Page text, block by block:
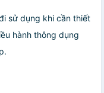
sử dụng khi cần thiết
hành thông dụng